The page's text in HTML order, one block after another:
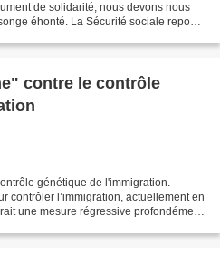
de solidarité, nous devons nous
éhonté. La Sécurité sociale repose
contre le contrôle
génétique de l'immigration.
contrôler l’immigration, actuellement en
une mesure régressive profondément